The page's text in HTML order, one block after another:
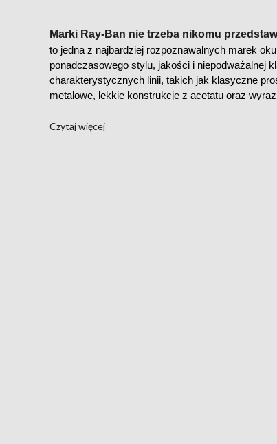
Marki Ray-Ban nie trzeba nikomu
to jedna z najbardziej rozpoznawalnych marek
ponadczasowego stylu, jakości i niepodważalnej
charakterystycznych linii, takich jak klasyczne
metalowe, lekkie konstrukcje z acetatu oraz
Czytaj więcej